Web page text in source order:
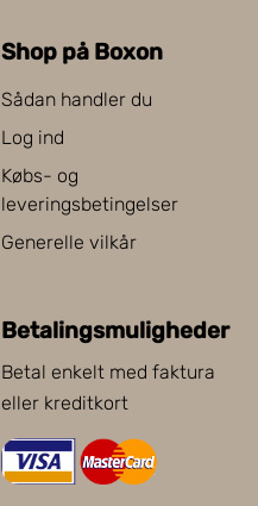
Shop på Boxon
Sådan handler du
Log ind
Købs- og
leveringsbetingelser
Generelle vilkår
Betalingsmuligheder
Betal enkelt med faktura
eller kreditkort